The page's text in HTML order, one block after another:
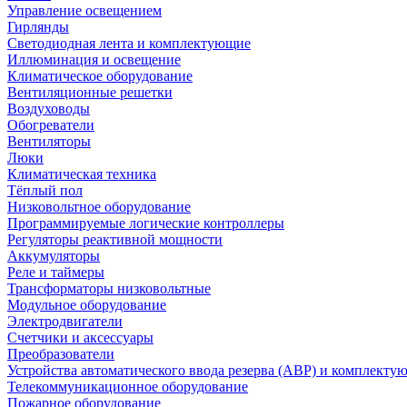
Управление освещением
Гирлянды
Светодиодная лента и комплектующие
Иллюминация и освещение
Климатическое оборудование
Вентиляционные решетки
Воздуховоды
Обогреватели
Вентиляторы
Люки
Климатическая техника
Тёплый пол
Низковольтное оборудование
Программируемые логические контроллеры
Регуляторы реактивной мощности
Аккумуляторы
Реле и таймеры
Трансформаторы низковольтные
Модульное оборудование
Электродвигатели
Счетчики и аксессуары
Преобразователи
Устройства автоматического ввода резерва (АВР) и
Телекоммуникационное оборудование
Пожарное оборудование